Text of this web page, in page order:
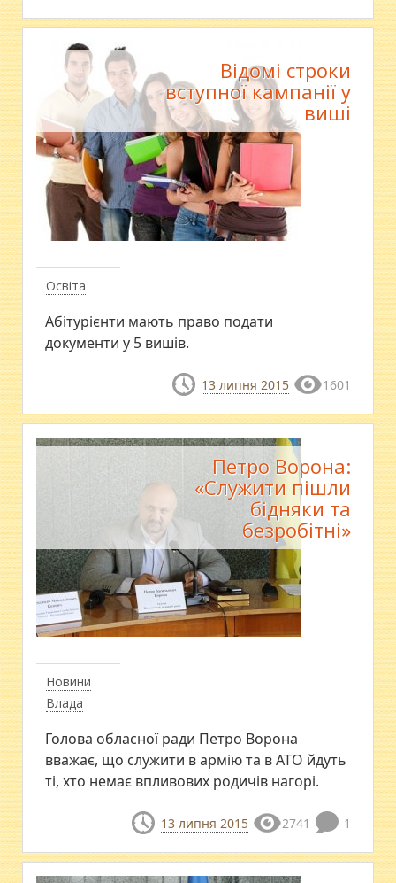
Освіта
Відомі строки
вступної кампанії у
виші
Абітурієнти мають право подати
документи у 5 вишів.
13 липня 2015 1601
Новини
Влада
Петро Ворона:
«Служити пішли
бідняки та
безробітні»
Голова обласної ради Петро Ворона
вважає, що служити в армію та в АТО йдуть
ті, хто немає впливових родичів нагорі.
13 липня 2015 2741 1